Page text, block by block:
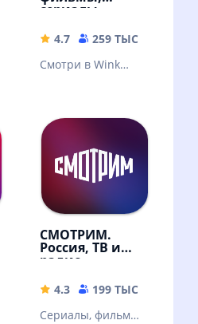
49.9 MB
сериалы
4.7 259 ТЫС
Смотри в Wink
мультфильмы и ТВ
каналы
108.87 MB
СМОТРИМ.
Россия, ТВ и
радио
4.3 199 ТЫС
Сериалы, фильмы,